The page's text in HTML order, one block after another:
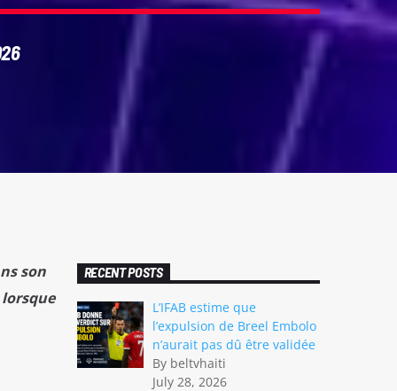
son
RECENT POSTS
L’IFAB estime que
l’expulsion de Breel Embolo
n’aurait pas dû être validée
By beltvhaiti
July 28, 2026